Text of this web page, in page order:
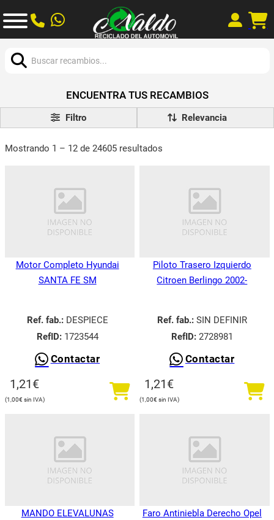
ENCUENTRA TUS RECAMBIOS
Filtro
Mostrando 1 – 12 de 24605 resultados
Motor Completo Hyundai
SANTA FE SM
Ref. fab.:DESPIECE
RefID:1723544
Contactar
1,21€
1,00€
Piloto Trasero Izquierdo
Citroen Berlingo 2002-
Ref. fab.:SIN DEFINIR
RefID:2728981
Contactar
1,21€
1,00€
MANDO ELEVALUNAS
Faro Antiniebla Derecho Opel